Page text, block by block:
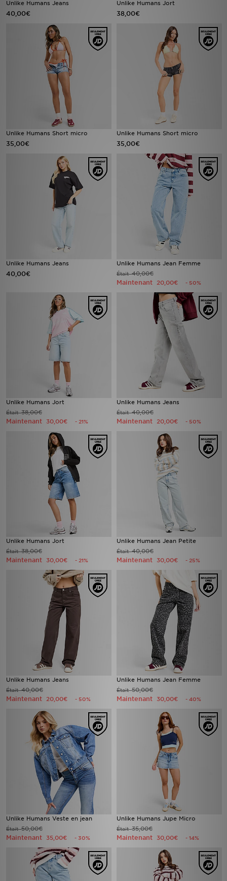
Unlike Humans Jeans
40,00€
Unlike Humans Jort
38,00€
Unlike Humans Short micro
35,00€
Unlike Humans Short micro
35,00€
Unlike Humans Jeans
40,00€
Unlike Humans Jean Femme
Était40,00€
Maintenant 20,00€ - 50%
Unlike Humans Jort
Était38,00€
Maintenant 30,00€ - 21%
Unlike Humans Jeans
Était40,00€
Maintenant 20,00€ - 50%
Unlike Humans Jort
Était38,00€
Maintenant 30,00€ - 21%
Unlike Humans Jean Petite
Était40,00€
Maintenant 30,00€ - 25%
Unlike Humans Jeans
Était40,00€
Maintenant 20,00€ - 50%
Unlike Humans Jean Femme
Était50,00€
Maintenant 30,00€ - 40%
Unlike Humans Veste en jean
Était50,00€
Maintenant 35,00€ - 30%
Unlike Humans Jupe Micro
Était35,00€
Maintenant 30,00€ - 14%
Suivre Ma Commande
Service client
Nos Magasins
Télécharge l'Appli